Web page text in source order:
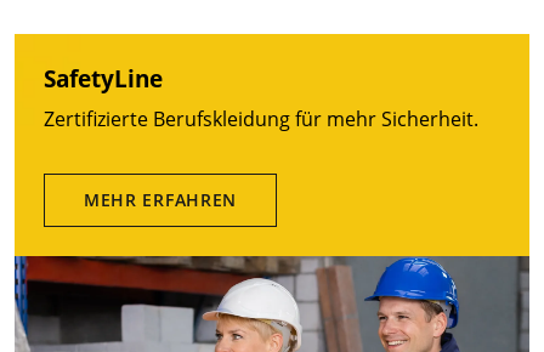
SafetyLine
Zertifizierte Berufskleidung für mehr Sicherheit.
MEHR ERFAHREN